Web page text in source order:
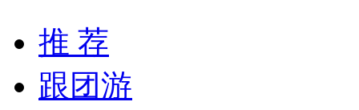
推 荐
跟团游